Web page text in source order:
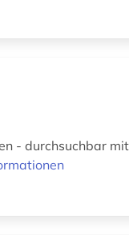
- durchsuchbar